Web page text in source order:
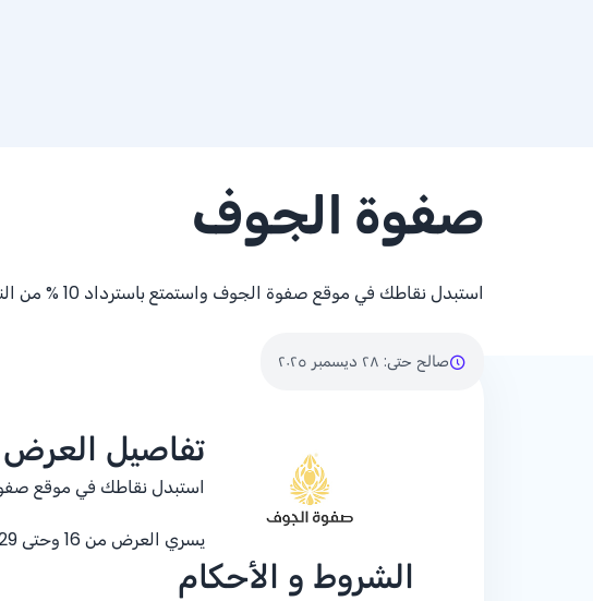
صفوة الجوف
استبدل نقاطك في موقع صفوة الجوف واستمتع باسترداد % 10 من
صالح حتى: ٢٨ ديسمبر ٢٠٢٥
تفاصيل العرض
استبدل نقاطك في موقع
يسري العرض من 16 وحتى 29 ديسمبر 2025
الشروط و الأحكام